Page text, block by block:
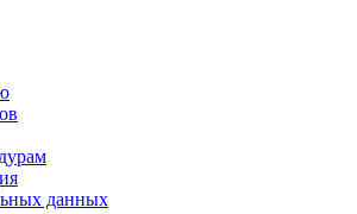
данных